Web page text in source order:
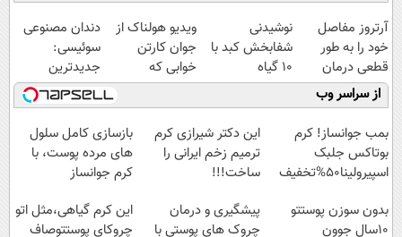
آرتروز مفاصل
خود را به طور
قطعی درمان
کنید!
◗پرسش‌نامه◖
نوشیدنی
شفابخش کبد با
10 گیاه
موثر(تخفیف تا
امشب)
ویدیو هولناک از
جوان کارتن
خوابی که
میلیاردر شد.
آموزش رایگان
دندان مصنوعی
سوئیسی:
جدیدترین
فناوری اروپا،
سبک و مقاوم |
پرداخت قسطی
از سراسر وب
بمب جوانساز! کرم
بوتاکس جلبک
اسپیرولینا50%تخفیف
این دکتر شیرازی کرم
ترمیم زخم ایرانی را
ساخت!!!
بازسازی کامل سلول
های مرده پوست، با
کرم جوانساز
بدون سوزن پوستتو
10سال جوون
پیشگیری و درمان
چروک های پوستی با
این کرم گیاهی،مثل اتو
چروکای پوستتوصاف